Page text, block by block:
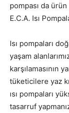
pompası da
E.C.A. Isı
Isı pompaları
yaşam
karşılamasının
tüketicilere yaz
ısı pompaları
tasarruf